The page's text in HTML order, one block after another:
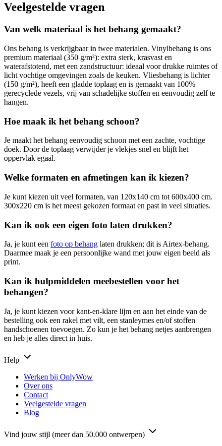
Veelgestelde vragen
Van welk materiaal is het behang gemaakt?
Ons behang is verkrijgbaar in twee materialen. Vinylbehang is ons
premium materiaal (350 g/m²): extra sterk, krasvast en
waterafstotend, met een zandstructuur: ideaal voor drukke ruimtes of
licht vochtige omgevingen zoals de keuken. Vliesbehang is lichter
(150 g/m²), heeft een gladde toplaag en is gemaakt van 100%
gerecyclede vezels, vrij van schadelijke stoffen en eenvoudig zelf te
hangen.
Hoe maak ik het behang schoon?
Je maakt het behang eenvoudig schoon met een zachte, vochtige
doek. Door de toplaag verwijder je vlekjes snel en blijft het
oppervlak egaal.
Welke formaten en afmetingen kan ik kiezen?
Je kunt kiezen uit veel formaten, van 120x140 cm tot 600x400 cm.
300x220 cm is het meest gekozen formaat en past in veel situaties.
Kan ik ook een eigen foto laten drukken?
Ja, je kunt een foto op behang laten drukken; dit is Airtex-behang.
Daarmee maak je een persoonlijke wand met jouw eigen beeld als
print.
Kan ik hulpmiddelen meebestellen voor het
behangen?
Ja, je kunt kiezen voor kant-en-klare lijm en aan het einde van de
bestelling ook een rakel met vilt, een stanleymes en/of stoffen
handschoenen toevoegen. Zo kun je het behang netjes aanbrengen
en heb je alles direct in huis.
Help
Werken bij OnlyWow
Over ons
Contact
Veelgestelde vragen
Blog
Vind jouw stijl (meer dan 50.000 ontwerpen)